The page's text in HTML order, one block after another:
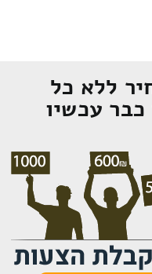
ללא כל
כבר עכשיו